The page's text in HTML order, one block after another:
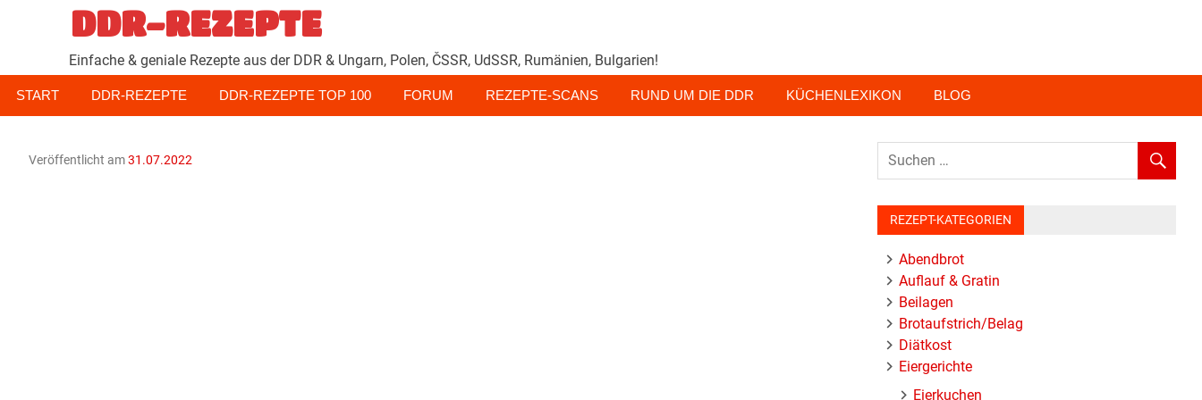
Zum
Inhalt
springen
DDR-REZEPTE
Einfache & geniale Rezepte aus der DDR & Ungarn, Polen, ČSSR, UdSSR, Rumänien, Bulgarien!
START DDR-REZEPTE DDR-REZEPTE TOP 100 FORUM REZEPTE-SCANS RUND UM DIE DDR KÜCHENLEXIKON BLOG
Veröffentlicht am31.07.2022
REZEPT-KATEGORIEN
Abendbrot
Auflauf & Gratin
Beilagen
Brotaufstrich/Belag
Diätkost
Eiergerichte
Eierkuchen